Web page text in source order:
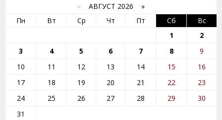
« АВГУСТ 2026 »
Пн
Вт Ср Чт Пт Сб
Вс
1
2
3
4 5 6 7 8
9
10
11 12 13 14 15
16
17
18 19 20 21 22
23
24
25 26 27 28 29
30
31